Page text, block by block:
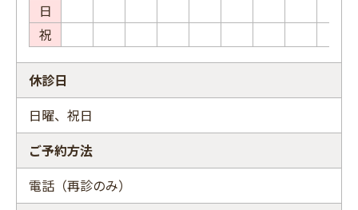
日
祝
休診日
日曜、祝日
ご予約方法
電話（再診のみ）